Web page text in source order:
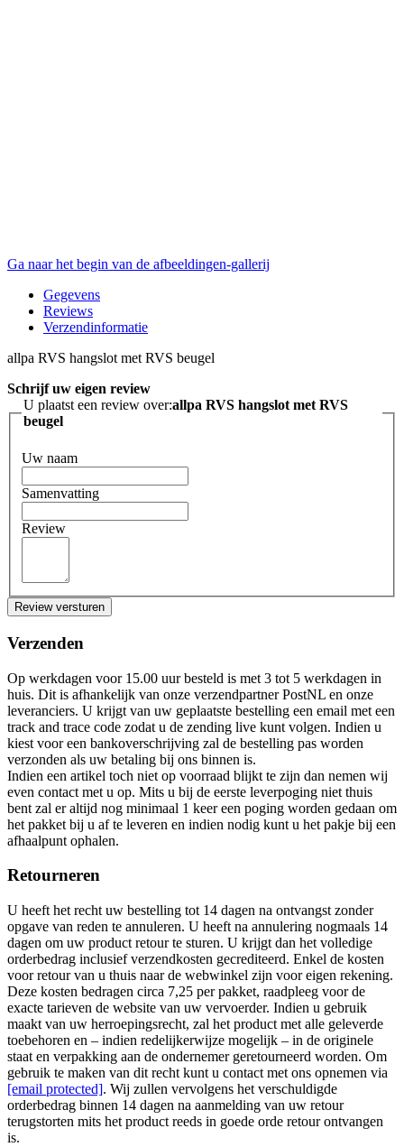
Ga naar het begin van de afbeeldingen-gallerij
Gegevens
Reviews
Verzendinformatie
allpa RVS hangslot met RVS beugel
Schrijf uw eigen review
U plaatst een review over:allpa RVS hangslot met RVS
beugel
Uw naam
Samenvatting
Review
Review versturen
Verzenden
Op werkdagen voor 15.00 uur besteld is met 3 tot 5 werkdagen in
huis. Dit is afhankelijk van onze verzendpartner PostNL en onze
leveranciers. U krijgt van uw geplaatste bestelling een email met een
track and trace code zodat u de zending live kunt volgen. Indien u
kiest voor een bankoverschrijving zal de bestelling pas worden
verzonden als uw betaling bij ons binnen is.
Indien een artikel toch niet op voorraad blijkt te zijn dan nemen wij
even contact met u op. Mits u bij de eerste leverpoging niet thuis
bent zal er altijd nog minimaal 1 keer een poging worden gedaan om
het pakket bij u af te leveren en indien nodig kunt u het pakje bij een
afhaalpunt ophalen.
Retourneren
U heeft het recht uw bestelling tot 14 dagen na ontvangst zonder
opgave van reden te annuleren. U heeft na annulering nogmaals 14
dagen om uw product retour te sturen. U krijgt dan het volledige
orderbedrag inclusief verzendkosten gecrediteerd. Enkel de kosten
voor retour van u thuis naar de webwinkel zijn voor eigen rekening.
Deze kosten bedragen circa 7,25 per pakket, raadpleeg voor de
exacte tarieven de website van uw vervoerder. Indien u gebruik
maakt van uw herroepingsrecht, zal het product met alle geleverde
toebehoren en – indien redelijkerwijze mogelijk – in de originele
staat en verpakking aan de ondernemer geretourneerd worden. Om
gebruik te maken van dit recht kunt u contact met ons opnemen via
[email protected]. Wij zullen vervolgens het verschuldigde
orderbedrag binnen 14 dagen na aanmelding van uw retour
terugstorten mits het product reeds in goede orde retour ontvangen
is.